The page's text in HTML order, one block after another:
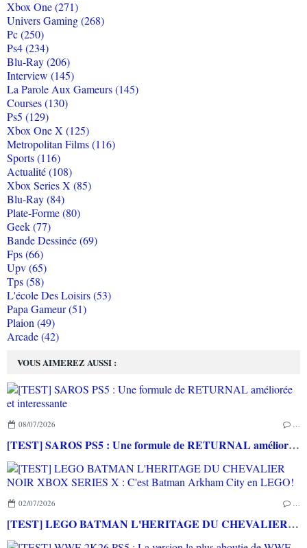
VOUS AIMEREZ AUSSI :
08/07/2026
[TEST] SAROS PS5 : Une formule de RETURNAL améliorée et interessante
02/07/2026
[TEST] LEGO BATMAN L'HERITAGE DU CHEVALIER NOIR XBOX SERIES X : C'est Batman Arkham City en LEGO!
Xbox One (271)
Univers Gaming (268)
Pc (250)
Ps4 (234)
Blu-Ray (206)
Interview (145)
La Parole Aux Gameurs (145)
Courses (130)
Ps5 (129)
Xbox One X (125)
Metropolitan Films (116)
Sports (116)
Actualité (108)
Xbox Series X (85)
Blu-Ray (84)
Plate-Forme (80)
Geek (77)
Bande Dessinée (69)
Fps (66)
Upv (65)
Tps (58)
L'école Des Loisirs (53)
Papa Gameur (51)
Plaion (49)
Arcade (42)